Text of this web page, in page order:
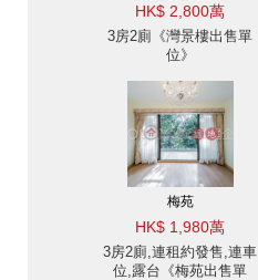
HK$ 2,800萬
3房2廁《灣景樓出售單
位》
梅苑
HK$ 1,980萬
3房2廁,連租約發售,連車
位,露台《梅苑出售單